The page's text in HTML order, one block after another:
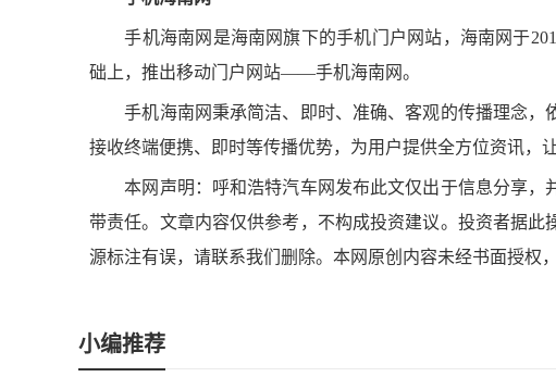
手机海南网是海南网旗下的手机门户网站，海南网于
础上，推出移动门户网站——手机海南网。
手机海南网秉承简洁、即时、准确、客观的传播理念，
接收终端便携、即时等传播优势，为用户提供全方位资讯，
本网声明：呼和浩特汽车网发布此文仅出于信息分享，
带责任。文章内容仅供参考，不构成投资建议。投资者据
源标注有误，请联系我们删除。本网原创内容未经书面授权
小编推荐